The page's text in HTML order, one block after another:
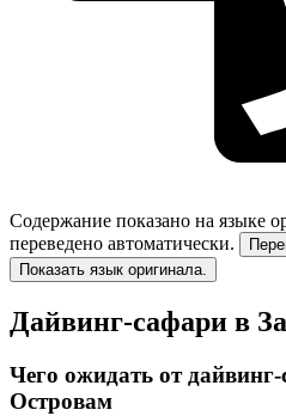
Содержание показано на языке
переведено автоматически.
Показать язык оригинала.
Дайвинг-сафари в
Чего ожидать от
Островам